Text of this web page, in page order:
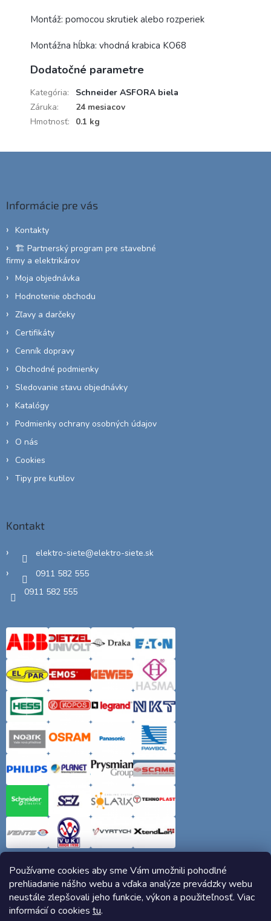
Používame cookies aby sme Vám umožnili pohodlné
prehliadanie nášho webu a vďaka analýze prevádzky webu
neustále zlepšovali jeho funkcie, výkon a použiteľnosť. Viac
informácií o cookies tu.
Montáž: pomocou skrutiek alebo rozperiek
Montážna hĺbka: vhodná krabica KO68
Dodatočné parametre
Kategória:
Schneider ASFORA biela
Záruka:
24 mesiacov
Hmotnosť: 0.1 kg
Informácie pre vás
Kontakty
🏗️ Partnerský program pre stavebné
firmy a elektrikárov
Moja objednávka
Hodnotenie obchodu
Zľavy a darčeky
Certifikáty
Cenník dopravy
Obchodné podmienky
Sledovanie stavu objednávky
Katalógy
Podmienky ochrany osobných údajov
O nás
Cookies
Tipy pre kutilov
Kontakt
elektro-siete@elektro-siete.sk
0911 582 555
0911 582 555